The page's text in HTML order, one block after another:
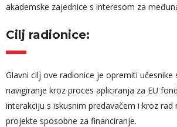
akademske zajednice s interesom za
Cilj radionice:
Glavni cilj ove radionice je opremiti
navigiranje kroz proces apliciranja za EU
interakciju s iskusnim predavačem i kroz
projekte sposobne za financiranje.